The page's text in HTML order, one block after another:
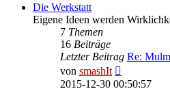
Die Werkstatt
Eigene Ideen werden
7 Themen
16 Beiträge
Letzter Beitrag Re:
von smashIt
Beitrag
2015-12-30 00:50:57